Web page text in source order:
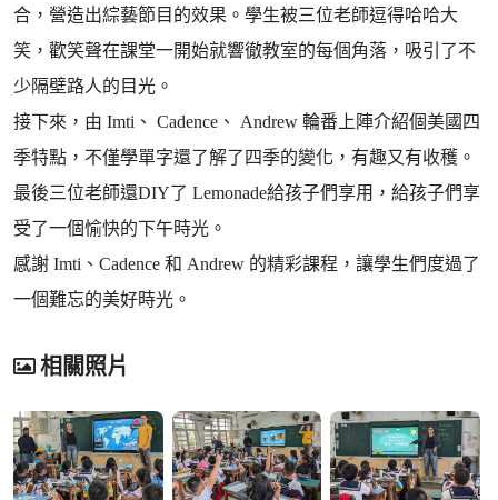
合，營造出綜藝節目的效果。學生被三位老師逗得哈哈大
笑，歡笑聲在課堂一開始就響徹教室的每個角落，吸引了不
少隔壁路人的目光。
接下來，由 Imti、 Cadence、 Andrew 輪番上陣介紹個美國四
季特點，不僅學單字還了解了四季的變化，有趣又有收穫。
最後三位老師還DIY了 Lemonade給孩子們享用，給孩子們享
受了一個愉快的下午時光。
感謝 Imti、Cadence 和 Andrew 的精彩課程，讓學生們度過了
一個難忘的美好時光。
相關照片